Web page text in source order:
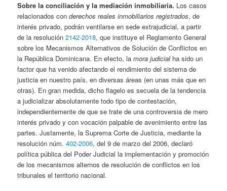
Sobre la conciliación y la mediación inmobiliaria. Los casos
relacionados conderechos reales inmobiliarios registrados, de
interés privado, podrán ventilarse en sede extrajudicial, a partir
de la resolución2142-2018, que instituye el Reglamento General
sobre los Mecanismos Alternativos de Solución de Conflictos en
la República Dominicana. En efecto, lamora judicialha sido un
factor que ha venido afectando el rendimiento del sistema de
justicia en nuestro país, en diversas áreas (en unas más que en
otras). En gran medida, dicho flagelo es secuela de la tendencia
a judicializar absolutamente todo tipo de contestación,
independientemente de que se trate de una controversia de mero
interés privado y con vocación palpable de avenimiento entre las
partes. Justamente, la Suprema Corte de Justicia, mediante la
resolución núm.402-2006, del 9 de marzo del 2006, declaró
política pública del Poder Judicial la implementación y promoción
de los mecanismos alternos de resolución de conflictos en los
tribunales el territorio nacional.